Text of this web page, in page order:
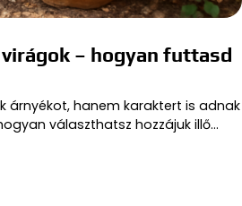
– hogyan futtasd
árnyékot, hanem karaktert is adnak
választhatsz hozzájuk illő…